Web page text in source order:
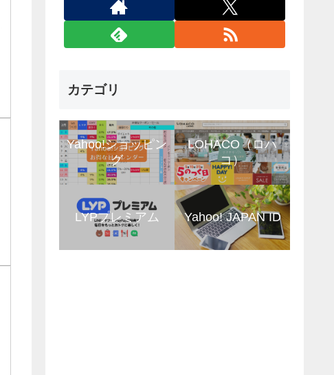
カテゴリ
Yahoo!ショッピン
グ
LOHACO（ロハ
コ）
LYPプレミアム Yahoo! JAPAN ID